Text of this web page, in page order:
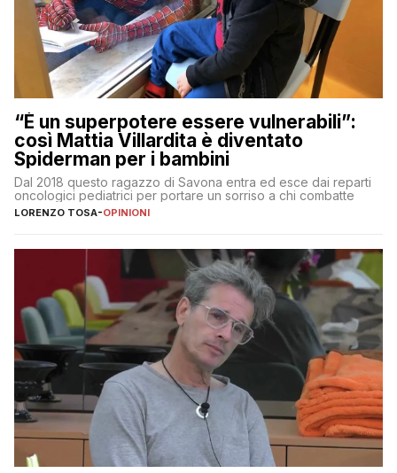
“È un superpotere essere vulnerabili”:
così Mattia Villardita è diventato
Spiderman per i bambini
Dal 2018 questo ragazzo di Savona entra ed esce dai reparti
oncologici pediatrici per portare un sorriso a chi combatte
LORENZO TOSA-OPINIONI